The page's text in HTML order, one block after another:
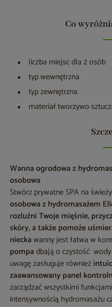
Co
liczba miejsc dla 2 osób
typ wewnętrzna
typ zewnętrzna
materiał tworzywo
Wanna ogrodowa z
osobowa
Stwórz prywatne SPA na
osobowa z hydromasażem
rozluźni Twoje mięśnie,
skóry, a także pomoże
nieckawanny jest łatwa w
pompadbają o czystość
uwagę zasługuje również
zaawansowany panel
zarządzać wszystkimi
intensywnością hydromasażu